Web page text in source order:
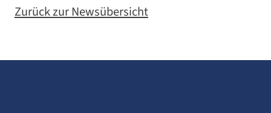
Zurück zur Newsübersicht